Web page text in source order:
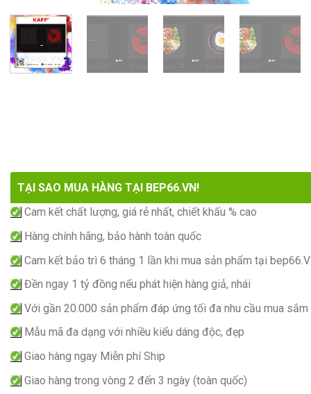
TẠI SAO MUA HÀNG TẠI BEP66.VN!
Cam kết chất lượng, giá rẻ nhất, chiết khấu % cao
Hàng chính hãng, bảo hành toàn quốc
Cam kết bảo trì 6 tháng 1 lần khi mua sản phẩm tại
Đền ngay 1 tỷ đồng nếu phát hiện hàng giả, nhái
Với gần 20.000 sản phẩm đáp ứng tối đa nhu cầu mua sắm
Mẫu mã đa dạng với nhiều kiểu dáng độc, đẹp
Giao hàng ngay Miễn phí Ship
Giao hàng trong vòng 2 đến 3 ngày (toàn quốc)